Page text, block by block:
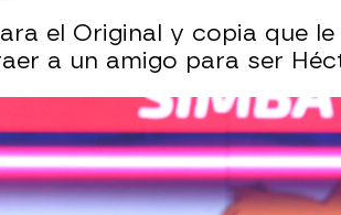
el Original y copia que
a un amigo para ser
triunfa en una gala